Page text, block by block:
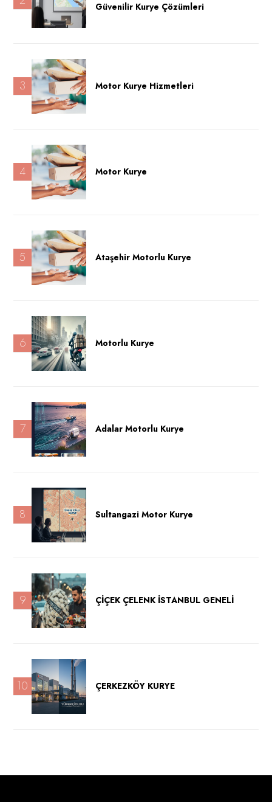
Güvenilir Kurye Çözümleri
3 Motor Kurye Hizmetleri
4 Motor Kurye
5 Ataşehir Motorlu Kurye
6 Motorlu Kurye
7 Adalar Motorlu Kurye
8 Sultangazi Motor Kurye
9 ÇİÇEK ÇELENK İSTANBUL GENELİ
10 ÇERKEZKÖY KURYE